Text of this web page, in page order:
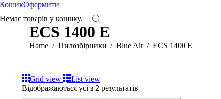
КошикОформити
Немає товарів у кошику.
ECS 1400 E
You are here:
Home Пилозбірники Blue Air ECS 1400 E
Grid view
List view
Відображаються усі з 2 результатів